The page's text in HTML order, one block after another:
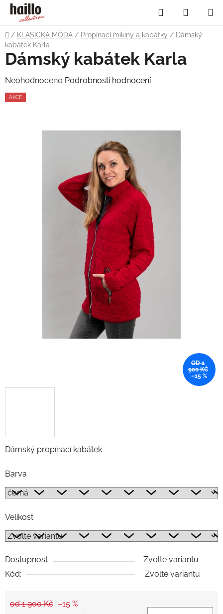
Přejít
obsah
Hledat
KOŠÍK
Domů
/ KLASICKÁ MÓDA / Propínací mikiny a kabátky / Dámský
kabátek Karla
Dámský propínací kabátek
Barva
Velikost
Dostupnost
Zvolte variantu
Kód:
Zvolte variantu
od 1 900 Kč –15 %
Dámský kabátek Karla
Průměrné
hodnocení
Neohodnoceno Podrobnosti hodnocení
AKCE
OD 1
900 KČ
–15 %